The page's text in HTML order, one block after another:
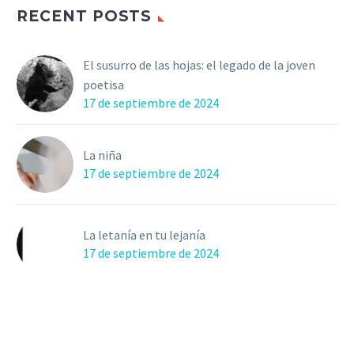
RECENT POSTS
El susurro de las hojas: el legado de la joven
poetisa
17 de septiembre de 2024
La niña
17 de septiembre de 2024
La letanía en tu lejanía
17 de septiembre de 2024